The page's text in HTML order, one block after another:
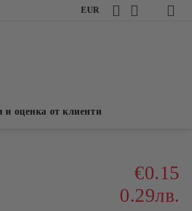
EUR
и оценка от клиенти
€0.15
0.29лв.